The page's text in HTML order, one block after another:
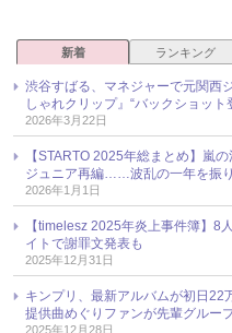
新着 ランキング
渋谷すばる、マネジャーで元関西
しゃれクリップ』“バックショット
2026年3月22日
【STARTO 2025年総まとめ】嵐
ジュニア再編……波乱の一年を振
2026年1月1日
【timelesz 2025年炎上事件簿】
イトで謝罪文発表も
2025年12月31日
キンプリ、最新アルバムが初日
提供曲めぐりファンが先輩グルー
2025年12月28日